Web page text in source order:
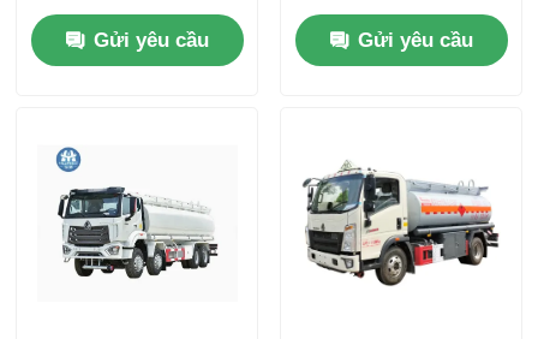
Truck Xe vận chuyển
Gửi yêu cầu
chở dầu nhiên liệu
Gửi yêu cầu